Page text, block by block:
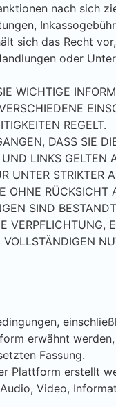
nach sich
sich das Recht
oder
WICHTIGE
REGELT.
DASS SIE
LINKS GELTEN
UNTER
RÜCKSICHT
SIND
erwähnt
Fassung.
Plattform erstellt
Video,